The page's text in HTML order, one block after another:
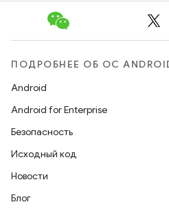
ПОДРОБНЕЕ ОБ ОС
Android
Android for Enterprise
Безопасность
Исходный код
Новости
Блог